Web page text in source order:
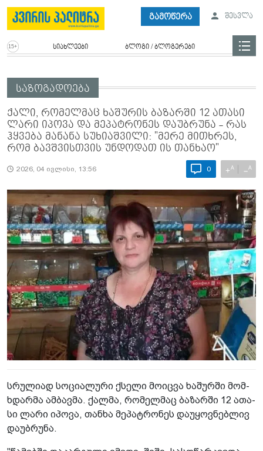
გამოწერა შესვლა
სიახლეები ბლოგი / ბლოგერები
საზოგადოება
ქალი, რომელმაც ხაშურის ბაზარში 12 ათასი
ლარი იპოვა და მეპატრონეს დაუბრუნა - რას
ჰყვება მანანა სუხიაშვილი: "მერე მი­თხრეს,
რომ ბავ­შვის­თვის უნ­დო­დათ ის თან­ხაო"
2026, 04 ივლისი, 13:56 0 +A −A
სრუ­ლი­ად სო­ცი­ა­ლუ­რი ქსე­ლი მო­იც­ვა ხა­შურ­ში მომ­
ხდარ­მა ამ­ბავ­მა. ქალ­მა, რო­მელ­მაც ბა­ზარ­ში 12 ათა­
სი ლარი იპო­ვა, თან­ხა მე­პატ­რო­ნეს და­უ­ყოვ­ნებ­ლივ
და­უბ­რუ­ნა.